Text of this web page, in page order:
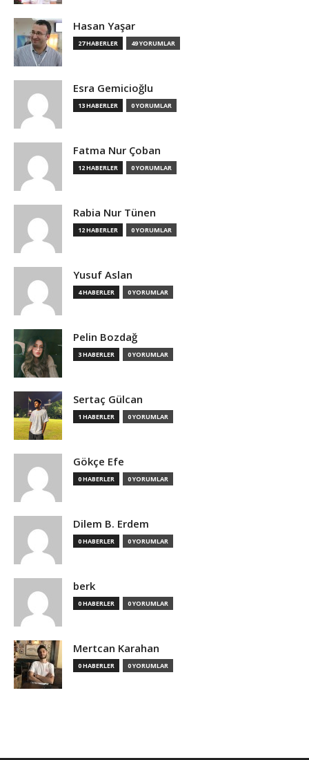
Hasan Yaşar
27 HABERLER 49 YORUMLAR
Esra Gemicioğlu
13 HABERLER 0 YORUMLAR
Fatma Nur Çoban
12 HABERLER 0 YORUMLAR
Rabia Nur Tünen
12 HABERLER 0 YORUMLAR
Yusuf Aslan
4 HABERLER 0 YORUMLAR
Pelin Bozdağ
3 HABERLER 0 YORUMLAR
Sertaç Gülcan
1 HABERLER 0 YORUMLAR
Gökçe Efe
0 HABERLER 0 YORUMLAR
Dilem B. Erdem
0 HABERLER 0 YORUMLAR
berk
0 HABERLER 0 YORUMLAR
Mertcan Karahan
0 HABERLER 0 YORUMLAR